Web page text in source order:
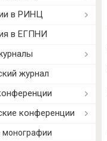
в РИНЦ
в ЕГПНИ
журнал
конференции
монографии